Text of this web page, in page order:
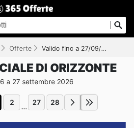
Offerte Valido fino a 27/09/2026
DI ORIZZONTE
a 27 settembre 2026
2 ... 27 28